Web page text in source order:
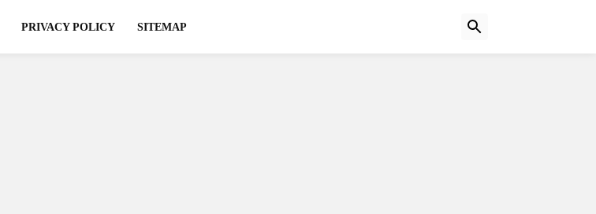
PRIVACY POLICY SITEMAP